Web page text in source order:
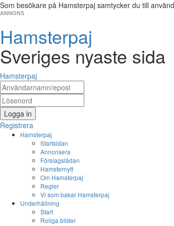
Som besökare på Hamsterpaj samtycker du till
ANNONS
Hamsterpaj
Sveriges nyaste sida
Hamsterpaj
Logga in
Registrera
Hamsterpaj
Startsidan
Annonsera
Förslagslådan
Hamsternytt
Om Hamsterpaj
Regler
Vi som bakar Hamsterpaj
Underhållning
Start
Roliga bilder